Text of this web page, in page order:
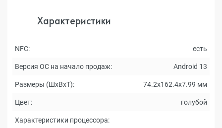
Характеристики
NFC: есть
Версия ОС на начало продаж: Android 13
Размеры (ШxВxТ): 74.2x162.4x7.99 мм
Цвет: голубой
Характеристики процессора: